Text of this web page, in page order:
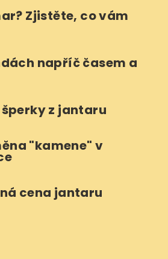
Zjistěte, co vám
napříč časem a
z jantaru
"kamene" v
cena jantaru